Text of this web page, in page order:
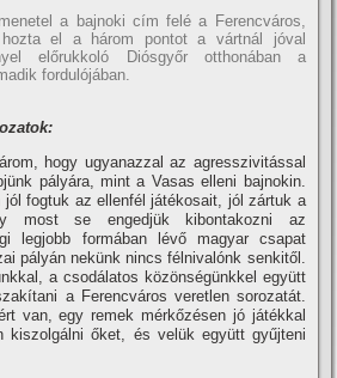
a bajnoki cí­m felé a Ferencváros,
hozta el a három pontot a vártnál jóval
előrukkoló Diósgyőr otthonában a
fordulójában.
hogy ugyanazzal az agresszivitással
pályára, mint a Vasas elleni bajnokin.
jól fogtuk az ellenfél játékosait, jól zártuk a
most se engedjük kibontakozni az
legjobb formában lévő magyar csapat
pályán nekünk nincs félnivalónk senkitől.
a csodálatos közönségünkkel együtt
a Ferencváros veretlen sorozatát.
van, egy remek mérkőzésen jó játékkal
kiszolgálni őket, és velük együtt gyűjteni